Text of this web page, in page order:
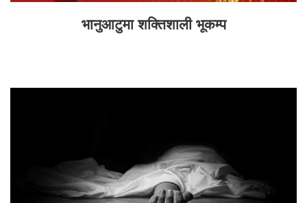
भानुआटुमा शक्तिशाली भूकम्प